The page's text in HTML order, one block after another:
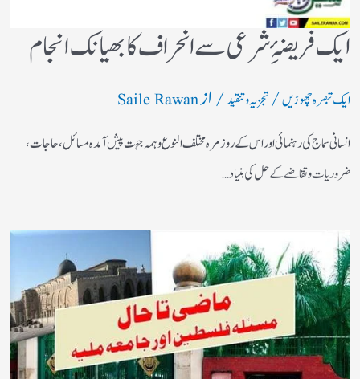
ایک فریضۂِ شرعی سے انحراف کا بھیانک انجام
ایک تبصرہ چھوڑیں/تجزیہ و تنقید/ ازSaile Rawan
انسانی سماج کی رہنمائی اور اس کے روز مرہ مختلف النوع وہمہ جہت پیش آمدہ مسائل ، حاجات ،
ضروریات وتقاضے کے حل کی بنیاد…